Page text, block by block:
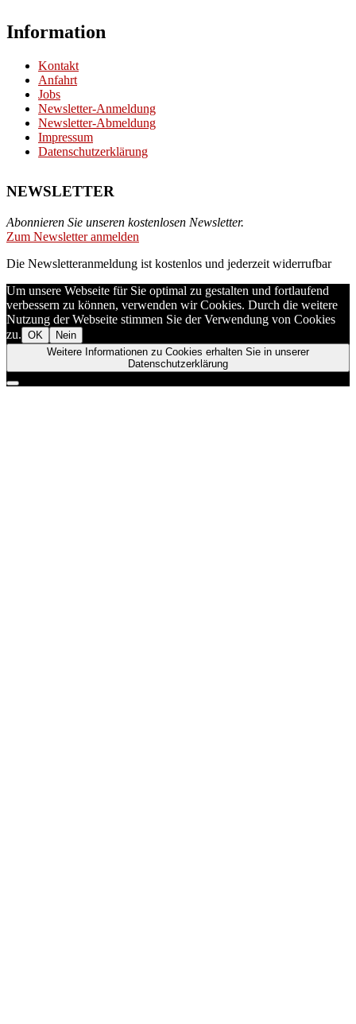
Information
Kontakt
Anfahrt
Jobs
Newsletter-Anmeldung
Newsletter-Abmeldung
Impressum
Datenschutzerklärung
NEWSLETTER
Abonnieren Sie unseren kostenlosen Newsletter.
Zum Newsletter anmelden
Die Newsletteranmeldung ist kostenlos und jederzeit widerrufbar
Um unsere Webseite für Sie optimal zu gestalten und fortlaufend
verbessern zu können, verwenden wir Cookies. Durch die weitere
Nutzung der Webseite stimmen Sie der Verwendung von Cookies
zu. OK
Nein
Weitere Informationen zu Cookies erhalten Sie in unserer
Datenschutzerklärung